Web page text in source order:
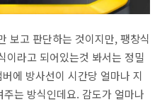
보고 판단하는 것이지만, 팽창식
이라고 되어있는것 봐서는 정밀
에 방사선이 시간당 얼마나 지
는 방식인데요. 감도가 얼마나